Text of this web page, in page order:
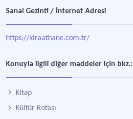
Sanal Gezinti / İnternet Adresi
https://kiraathane.com.tr/
Konuyla ilgili diğer maddeler için bkz.:
Kitap
Kültür Rotası